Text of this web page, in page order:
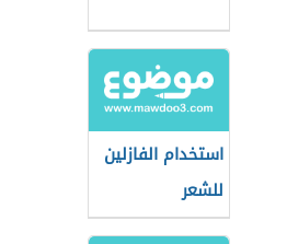
استخدام الفازلين
للشعر